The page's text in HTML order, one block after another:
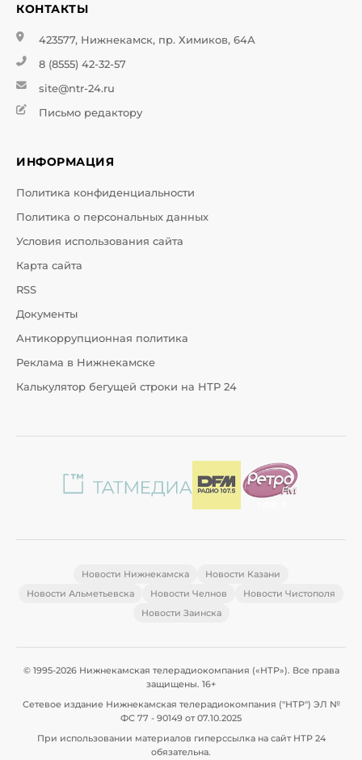
КОНТАКТЫ
423577, Нижнекамск, пр. Химиков, 64А
8 (8555) 42-32-57
site@ntr-24.ru
Письмо редактору
ИНФОРМАЦИЯ
Политика конфиденциальности
Политика о персональных данных
Условия использования сайта
Карта сайта
RSS
Документы
Антикоррупционная политика
Реклама в Нижнекамске
Калькулятор бегущей строки на НТР 24
Новости Нижнекамска
Новости Казани
Новости Альметьевска
Новости Челнов
Новости Чистополя
Новости Заинска
© 1995-2026 Нижнекамская телерадиокомпания («НТР»). Все права
защищены. 16+
Сетевое издание Нижнекамская телерадиокомпания ("НТР") ЭЛ №
ФС 77 - 90149 от 07.10.2025
При использовании материалов гиперссылка на сайт НТР 24
обязательна.